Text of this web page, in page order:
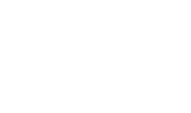
nắng trực tiếp mặt trời. Để xa